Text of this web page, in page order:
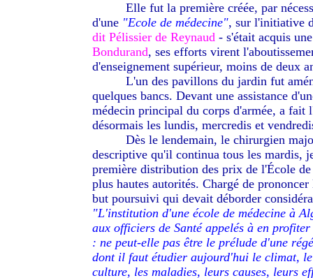
Elle fut la première créée, par
d'une "Ecole de médecine", sur l'initiative
dit Pélissier de Reynaud - s'était acquis
Bondurand, ses efforts virent
d'enseignement supérieur, moins de deux
L'un des pavillons du jardin fut
quelques bancs. Devant une assistance
médecin principal du corps d'armée, a
désormais les lundis, mercredis et
Dès le lendemain, le chirurgien
descriptive qu'il continua tous les mardis,
première distribution des prix de l'École
plus hautes autorités. Chargé de
but poursuivi qui devait déborder
"L'institution d'une école de médecine à
aux officiers de Santé appelés à en
: ne peut-elle pas être le prélude d'une
dont il faut étudier aujourd'hui le climat,
culture, les maladies, leurs causes, leurs